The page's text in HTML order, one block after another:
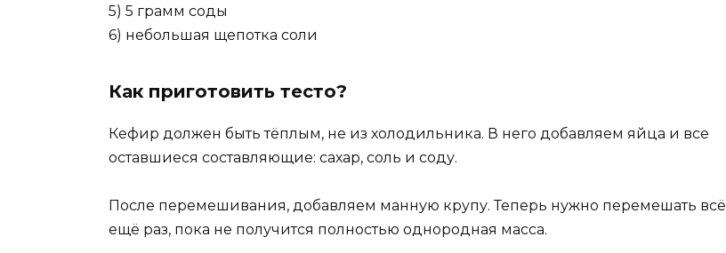
5) 5 грамм соды
6) небольшая щепотка соли
Как приготовить тесто?
Кефир должен быть тёплым, не из холодильника. В него добавляем яйца и все
оставшиеся составляющие: сахар, соль и соду.
После перемешивания, добавляем манную крупу. Теперь нужно перемешать всё
ещё раз, пока не получится полностью однородная масса.